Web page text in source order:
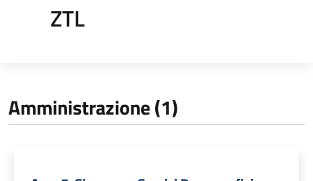
ZTL
Amministrazione (1)